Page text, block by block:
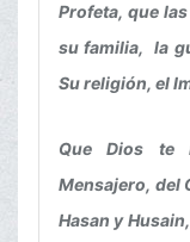
Profeta, que
su familia, la
Su religión, el
Que Dios te
Mensajero, del
Hasan y